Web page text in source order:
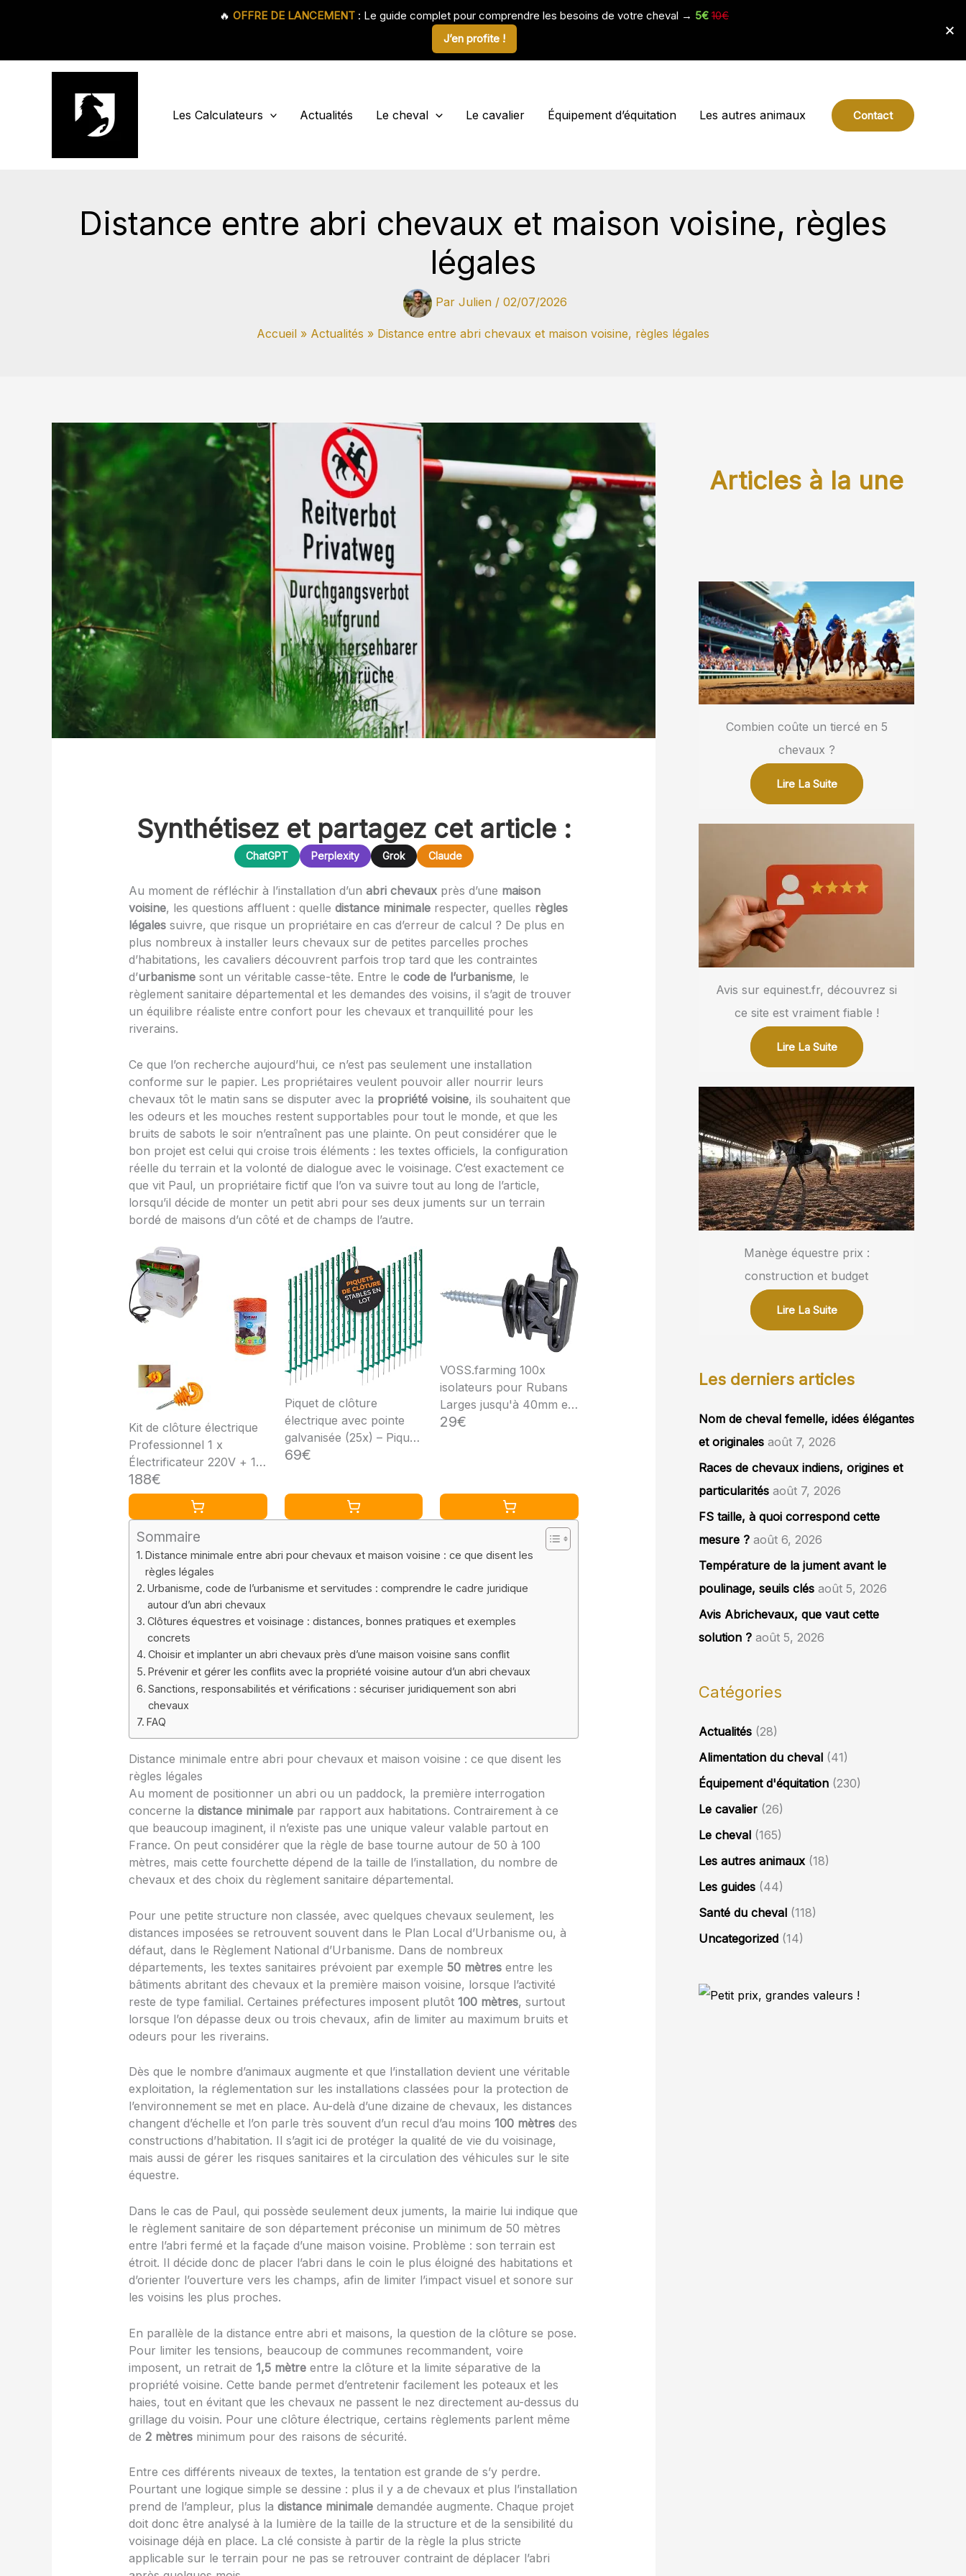
Les Calculateurs
Actualités Le cheval Le cavalier Équipement d’équitation Les autres animaux Contact
Distance entre abri chevaux et maison voisine, règles
légales
Par Julien / 02/07/2026
Accueil Actualités Distance entre abri chevaux et maison voisine, règles légales
Synthétisez et partagez cet article :
ChatGPT Perplexity Grok Claude
Au moment de réfléchir à l’installation d’un abri chevauxprès d’une maison
voisine, les questions affluent : quelle distance minimalerespecter, quelles règles
légalessuivre, que risque un propriétaire en cas d’erreur de calcul ? De plus en
plus nombreux à installer leurs chevaux sur de petites parcelles proches
d’habitations, les cavaliers découvrent parfois trop tard que les contraintes
d’urbanismesont un véritable casse-tête. Entre le code de l’urbanisme, le
règlement sanitaire départemental et les demandes des voisins, il s’agit de trouver
un équilibre réaliste entre confort pour les chevaux et tranquillité pour les
riverains.
Ce que l’on recherche aujourd’hui, ce n’est pas seulement une installation
conforme sur le papier. Les propriétaires veulent pouvoir aller nourrir leurs
chevaux tôt le matin sans se disputer avec la propriété voisine, ils souhaitent que
les odeurs et les mouches restent supportables pour tout le monde, et que les
bruits de sabots le soir n’entraînent pas une plainte. On peut considérer que le
bon projet est celui qui croise trois éléments : les textes officiels, la configuration
réelle du terrain et la volonté de dialogue avec le voisinage. C’est exactement ce
que vit Paul, un propriétaire fictif que l’on va suivre tout au long de l’article,
lorsqu’il décide de monter un petit abri pour ses deux juments sur un terrain
bordé de maisons d’un côté et de champs de l’autre.
Kit de clôture électrique
Professionnel 1 x
Électrificateur 220V + 1 x
Fil 500 M 6 Mm² + 100
pcs isolateurs pour
poteaux en bois -
Clôture Électrique Pour
Sangliers Vaches
Chevaux Cerfs Porcs-
épics
188€
Piquet de clôture
électrique avec pointe
galvanisée (25x) – Piquet
robuste avec repose-
stable pour pâturage
69€
VOSS.farming 100x
isolateurs pour Rubans
Larges jusqu'à 40mm et
Cordes de 6mm, Filetage
29€
Sommaire
Distance minimale entre abri pour chevaux et maison voisine : ce que disent les
règles légales
Urbanisme, code de l’urbanisme et servitudes : comprendre le cadre juridique
autour d’un abri chevaux
Clôtures équestres et voisinage : distances, bonnes pratiques et exemples
concrets
Choisir et implanter un abri chevaux près d’une maison voisine sans conflit
Prévenir et gérer les conflits avec la propriété voisine autour d’un abri chevaux
Sanctions, responsabilités et vérifications : sécuriser juridiquement son abri
chevaux
FAQ
Distance minimale entre abri pour chevaux et maison voisine : ce que disent les
règles légales
Au moment de positionner un abri ou un paddock, la première interrogation
concerne la distance minimalepar rapport aux habitations. Contrairement à ce
que beaucoup imaginent, il n’existe pas une unique valeur valable partout en
France. On peut considérer que la règle de base tourne autour de 50 à 100
mètres, mais cette fourchette dépend de la taille de l’installation, du nombre de
chevaux et des choix du règlement sanitaire départemental.
Pour une petite structure non classée, avec quelques chevaux seulement, les
distances imposées se retrouvent souvent dans le Plan Local d’Urbanisme ou, à
défaut, dans le Règlement National d’Urbanisme. Dans de nombreux
départements, les textes sanitaires prévoient par exemple 50 mètresentre les
bâtiments abritant des chevaux et la première maison voisine, lorsque l’activité
reste de type familial. Certaines préfectures imposent plutôt 100 mètres, surtout
lorsque l’on dépasse deux ou trois chevaux, afin de limiter au maximum bruits et
odeurs pour les riverains.
Dès que le nombre d’animaux augmente et que l’installation devient une véritable
exploitation, la réglementation sur les installations classées pour la protection de
l’environnement se met en place. Au-delà d’une dizaine de chevaux, les distances
changent d’échelle et l’on parle très souvent d’un recul d’au moins 100 mètresdes
constructions d’habitation. Il s’agit ici de protéger la qualité de vie du voisinage,
mais aussi de gérer les risques sanitaires et la circulation des véhicules sur le site
équestre.
Dans le cas de Paul, qui possède seulement deux juments, la mairie lui indique que
le règlement sanitaire de son département préconise un minimum de 50 mètres
entre l’abri fermé et la façade d’une maison voisine. Problème : son terrain est
étroit. Il décide donc de placer l’abri dans le coin le plus éloigné des habitations et
d’orienter l’ouverture vers les champs, afin de limiter l’impact visuel et sonore sur
les voisins les plus proches.
En parallèle de la distance entre abri et maisons, la question de la clôture se pose.
Pour limiter les tensions, beaucoup de communes recommandent, voire
imposent, un retrait de 1,5 mètreentre la clôture et la limite séparative de la
propriété voisine. Cette bande permet d’entretenir facilement les poteaux et les
haies, tout en évitant que les chevaux ne passent le nez directement au-dessus du
grillage du voisin. Pour une clôture électrique, certains règlements parlent même
de 2 mètresminimum pour des raisons de sécurité.
Entre ces différents niveaux de textes, la tentation est grande de s’y perdre.
Pourtant une logique simple se dessine : plus il y a de chevaux et plus l’installation
prend de l’ampleur, plus la distance minimaledemandée augmente. Chaque projet
doit donc être analysé à la lumière de la taille de la structure et de la sensibilité du
voisinage déjà en place. La clé consiste à partir de la règle la plus stricte
applicable sur le terrain pour ne pas se retrouver contraint de déplacer l’abri
Articles à la une
Combien coûte un tiercé en 5
chevaux ?
Lire La Suite
Avis sur equinest.fr, découvrez si
ce site est vraiment fiable !
Lire La Suite
Manège équestre prix :
construction et budget
Lire La Suite
Les derniers articles
Nom de cheval femelle, idées élégantes
et originales août 7, 2026
Races de chevaux indiens, origines et
particularités août 7, 2026
FS taille, à quoi correspond cette
mesure ? août 6, 2026
Température de la jument avant le
poulinage, seuils clés août 5, 2026
Avis Abrichevaux, que vaut cette
solution ? août 5, 2026
Catégories
Actualités (28)
Alimentation du cheval (41)
Équipement d'équitation (230)
Le cavalier (26)
Le cheval (165)
Les autres animaux(18)
Les guides (44)
Santé du cheval (118)
Uncategorized (14)
🔥 OFFRE DE LANCEMENT : Le guide complet pour comprendre les besoins de votre cheval → 5€ 10€
J’en profite !